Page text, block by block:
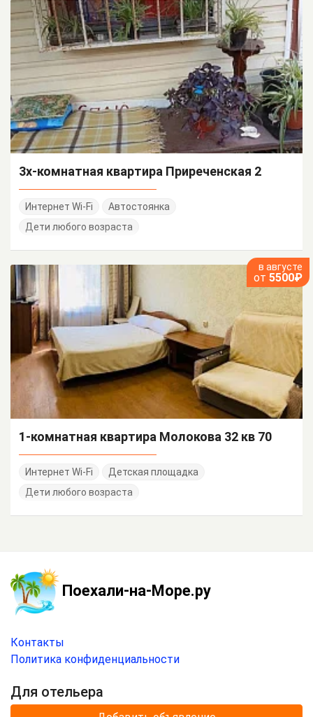
3х-комнатная квартира Приреченская 2
Интернет Wi-Fi
Автостоянка
Дети любого возраста
в августе
от 5500₽
1-комнатная квартира Молокова 32 кв 70
Интернет Wi-Fi
Детская площадка
Дети любого возраста
Поехали-на-Море.ру
Контакты
Политика конфиденциальности
Для отельера